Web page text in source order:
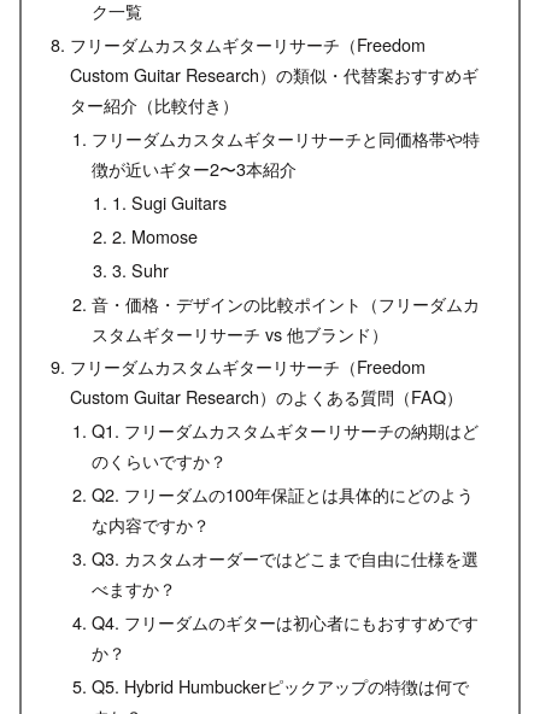
ク一覧
フリーダムカスタムギターリサーチ（Freedom
Custom Guitar Research）の類似・代替案おすすめギ
ター紹介（比較付き）
フリーダムカスタムギターリサーチと同価格帯や特
徴が近いギター2〜3本紹介
1. Sugi Guitars
2. Momose
3. Suhr
音・価格・デザインの比較ポイント（フリーダムカ
スタムギターリサーチ vs 他ブランド）
フリーダムカスタムギターリサーチ（Freedom
Custom Guitar Research）のよくある質問（FAQ）
Q1. フリーダムカスタムギターリサーチの納期はど
のくらいですか？
Q2. フリーダムの100年保証とは具体的にどのよう
な内容ですか？
Q3. カスタムオーダーではどこまで自由に仕様を選
べますか？
Q4. フリーダムのギターは初心者にもおすすめです
か？
Q5. Hybrid Humbuckerピックアップの特徴は何で